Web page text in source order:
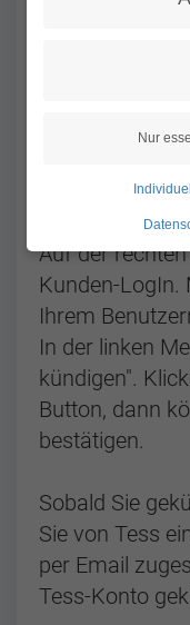
Monats
Kündigen Sie
Gehen Sie
https://
Auf der
Kunden-LogIn.
Ihrem
In der linken
kündigen".
Button, dann
bestätigen.
Sobald Sie
Sie von Tess
per Email
Tess-Konto
Nur